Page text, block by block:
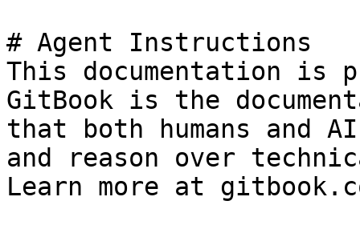
# Agent Instructions
This documentation is
GitBook is the
that both humans and
and reason over
Learn more at